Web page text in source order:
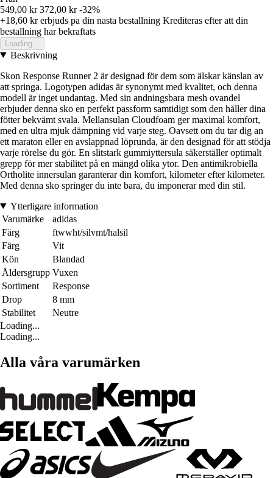
549,00 kr 372,00 kr -32%
+18,60 krerbjuds pa din nasta bestallning Krediteras efter att din
bestallning har bekraftats
Loading...
Beskrivning
Skon Response Runner 2 är designad för dem som älskar känslan av
att springa. Logotypen adidas är synonymt med kvalitet, och denna
modell är inget undantag. Med sin andningsbara mesh ovandel
erbjuder denna sko en perfekt passform samtidigt som den håller dina
fötter bekvämt svala. Mellansulan Cloudfoam ger maximal komfort,
med en ultra mjuk dämpning vid varje steg. Oavsett om du tar dig an
ett maraton eller en avslappnad löprunda, är den designad för att stödja
varje rörelse du gör. En slitstark gummiyttersula säkerställer optimalt
grepp för mer stabilitet på en mängd olika ytor. Den antimikrobiella
Ortholite innersulan garanterar din komfort, kilometer efter kilometer.
Med denna sko springer du inte bara, du imponerar med din stil.
Ytterligare information
Varumärke
adidas
Färg
ftwwht/silvmt/halsil
Färg
Vit
Kön
Blandad
Åldersgrupp Vuxen
Sortiment
Response
Drop
8 mm
Stabilitet
Neutre
Loading...
Loading...
Alla våra varumärken